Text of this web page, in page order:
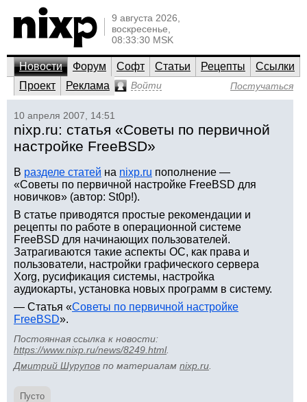
9 августа 2026,
воскресенье,
08:33:30 MSK
Новости Форум Софт Статьи Рецепты
Ссылки
Проект
Реклама Войти Постучаться
10 апреля 2007, 14:51
nixp.ru: статья «Советы по первичной
настройке FreeBSD»
В разделе статей на nixp.ru пополнение —
«Советы по первичной настройке FreeBSD для
новичков» (автор: St0p!).
В статье приводятся простые рекомендации и
рецепты по работе в операционной системе
FreeBSD для начинающих пользователей.
Затрагиваются такие аспекты ОС, как права и
пользователи, настройки графического сервера
Xorg, русификация системы, настройка
аудиокарты, установка новых программ в систему.
— Статья «Советы по первичной настройке
FreeBSD».
Постоянная ссылка к новости:
https://www.nixp.ru/news/8249.html.
Дмитрий Шурупов по материалам nixp.ru
Пусто